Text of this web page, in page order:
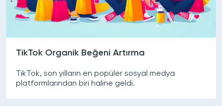
TikTok Organik Beğeni Artırma
TikTok, son yılların en popüler sosyal medya
platformlarından biri haline geldi.